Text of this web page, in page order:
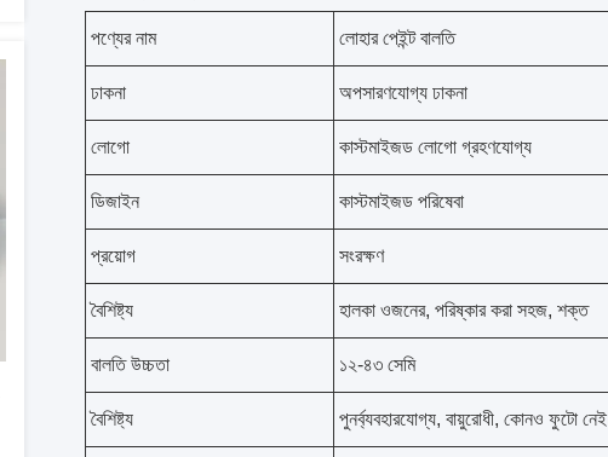
পণ্যের নাম লোহার পেইন্ট বালতি
ঢাকনা অপসারণযোগ্য ঢাকনা
লোগো কাস্টমাইজড লোগো গ্রহণযোগ্য
ডিজাইন কাস্টমাইজড পরিষেবা
প্রয়োগ সংরক্ষণ
বৈশিষ্ট্য হালকা ওজনের, পরিষ্কার করা সহজ, শক্ত
বালতি উচ্চতা ১২-৪৩ সেমি
বৈশিষ্ট্য পুনর্ব্যবহারযোগ্য, বায়ুরোধী, কোনও ফুটো নেই